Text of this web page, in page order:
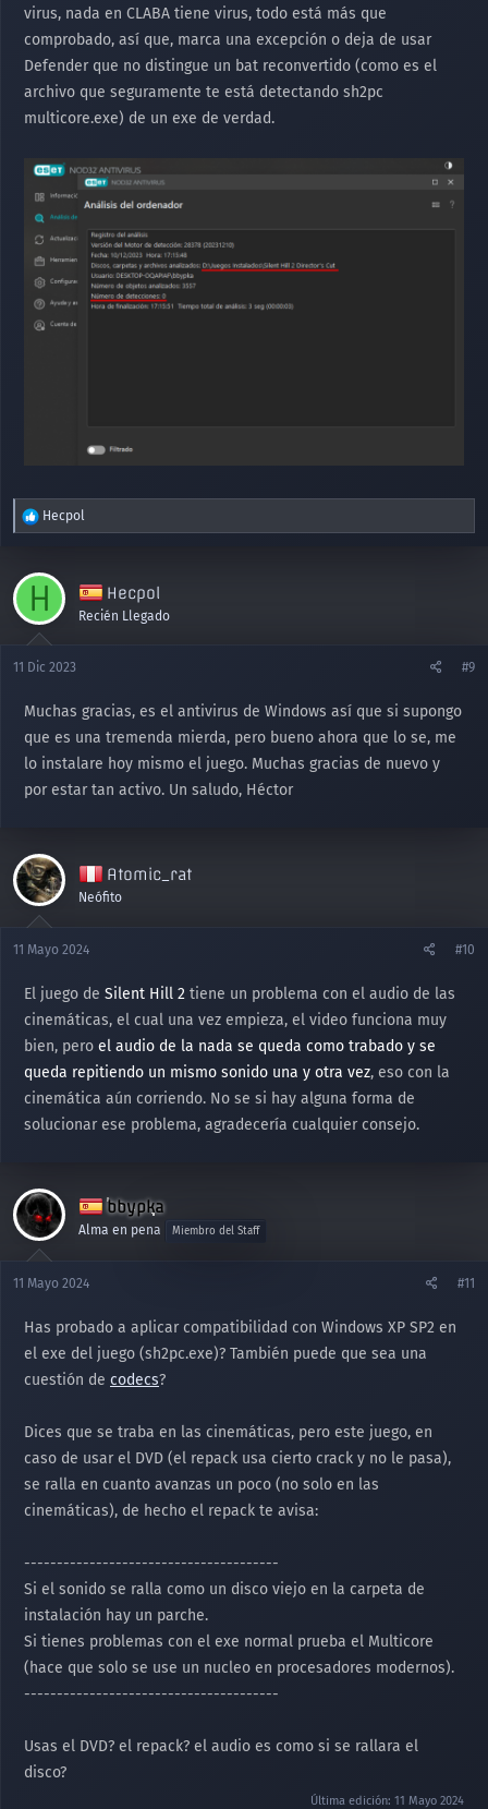
virus, nada en CLABA tiene virus, todo está más que
comprobado, así que, marca una excepción o deja de usar
Defender que no distingue un bat reconvertido (como es el
archivo que seguramente te está detectando sh2pc
multicore.exe) de un exe de verdad.
R
e
c
o
e
:
Hecpol
H Hecpol
Recién Llegado
11 Dic 2023 #9
Muchas gracias, es el antivirus de Windows así que si supongo
que es una tremenda mierda, pero bueno ahora que lo se, me
lo instalare hoy mismo el juego. Muchas gracias de nuevo y
por estar tan activo. Un saludo, Héctor
Atomic_rat
Neófito
11 Mayo 2024 #10
El juego de Silent Hill 2 tiene un problema con el audio de las
cinemáticas, el cual una vez empieza, el video funciona muy
bien, pero el audio de la nada se queda como trabado y se
queda repitiendo un mismo sonido una y otra vez, eso con la
cinemática aún corriendo. No se si hay alguna forma de
solucionar ese problema, agradecería cualquier consejo.
bbypka
Alma en pena Miembro del Staff
11 Mayo 2024 #11
Has probado a aplicar compatibilidad con Windows XP SP2 en
el exe del juego (sh2pc.exe)? También puede que sea una
cuestión de codecs?
Dices que se traba en las cinemáticas, pero este juego, en
caso de usar el DVD (el repack usa cierto crack y no le pasa),
se ralla en cuanto avanzas un poco (no solo en las
cinemáticas), de hecho el repack te avisa:
---------------------------------------
Si el sonido se ralla como un disco viejo en la carpeta de
instalación hay un parche.
Si tienes problemas con el exe normal prueba el Multicore
(hace que solo se use un nucleo en procesadores modernos).
---------------------------------------
Usas el DVD? el repack? el audio es como si se rallara el
disco?
Última edición: 11 Mayo 2024